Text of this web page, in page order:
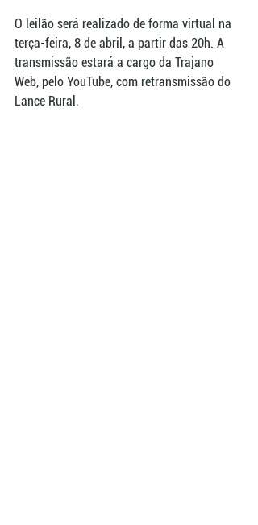
O leilão será realizado de forma virtual na
terça-feira, 8 de abril, a partir das 20h. A
transmissão estará a cargo da Trajano
Web, pelo YouTube, com retransmissão do
Lance Rural.